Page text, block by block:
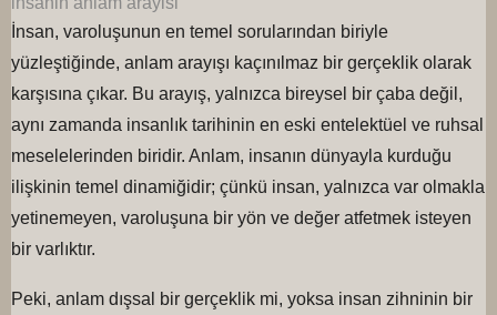
İnsan, varoluşunun en temel sorularından biriyle
yüzleştiğinde, anlam arayışı kaçınılmaz bir gerçeklik olarak
karşısına çıkar. Bu arayış, yalnızca bireysel bir çaba değil,
aynı zamanda insanlık tarihinin en eski entelektüel ve ruhsal
meselelerinden biridir. Anlam, insanın dünyayla kurduğu
ilişkinin temel dinamiğidir; çünkü insan, yalnızca var olmakla
yetinemeyen, varoluşuna bir yön ve değer atfetmek isteyen
bir varlıktır.
Peki, anlam dışsal bir gerçeklik mi, yoksa insan zihninin bir